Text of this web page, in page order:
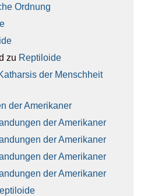
Ord­nung
zu Rep­ti­lo­ide
der Mensch­heit
der Ame­ri­ka­ner
der Ame­ri­ka­ner
der Ame­ri­ka­ner
der Ame­ri­ka­ner
der Ame­ri­ka­ner